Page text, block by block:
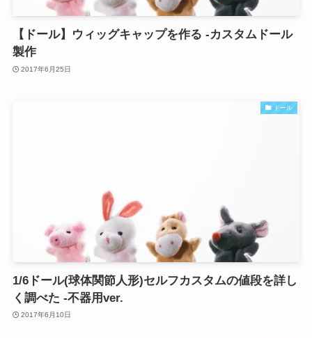
【ドール】ウィッグキャップを作る -カスタムドール
製作
2017年6月25日
ドール
1/6ドール(球体関節人形)セルフカスタムの値段を詳し
く調べた -不器用ver.
2017年6月10日